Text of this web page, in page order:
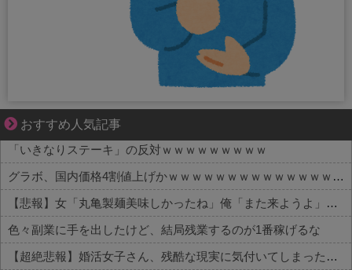
おすすめ人気記事
三十路女子の仕事と恋、その先にあった本音
「いきなりステーキ」の反対ｗｗｗｗｗｗｗｗｗ
グラボ、国内価格4割値上げかｗｗｗｗｗｗｗｗｗｗｗｗｗｗｗｗ
【悲報】女「丸亀製麺美味しかったね」俺「また来ようよ」店員「お会計2380円になりまーす」→その後『こう』なったんだが俺悪くないよな？？？？？？？？
色々副業に手を出したけど、結局残業するのが1番稼げるな
【超絶悲報】婚活女子さん、残酷な現実に気付いてしまった結果…